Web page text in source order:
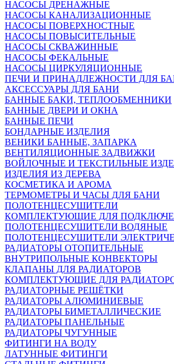
НАСОСЫ ДРЕНАЖНЫЕ
НАСОСЫ КАНАЛИЗАЦИОННЫЕ
НАСОСЫ ПОВЕРХНОСТНЫЕ
НАСОСЫ ПОВЫСИТЕЛЬНЫЕ
НАСОСЫ СКВАЖИННЫЕ
НАСОСЫ ФЕКАЛЬНЫЕ
НАСОСЫ ЦИРКУЛЯЦИОННЫЕ
ПЕЧИ И ПРИНАДЛЕЖНОСТИ ДЛЯ
АКСЕССУАРЫ ДЛЯ БАНИ
БАННЫЕ БАКИ, ТЕПЛООБМЕННИКИ
БАННЫЕ ДВЕРИ И ОКНА
БАННЫЕ ПЕЧИ
БОНДАРНЫЕ ИЗДЕЛИЯ
ВЕНИКИ БАННЫЕ, ЗАПАРКА
ВЕНТИЛЯЦИОННЫЕ ЗАДВИЖКИ
ВОЙЛОЧНЫЕ И ТЕКСТИЛЬНЫЕ
ИЗДЕЛИЯ ИЗ ДЕРЕВА
КОСМЕТИКА И АРОМА
ТЕРМОМЕТРЫ И ЧАСЫ ДЛЯ БАНИ
ПОЛОТЕНЦЕСУШИТЕЛИ
КОМПЛЕКТУЮЩИЕ ДЛЯ
ПОЛОТЕНЦЕСУШИТЕЛИ ВОДЯНЫЕ
ПОЛОТЕНЦЕСУШИТЕЛИ
РАДИАТОРЫ ОТОПИТЕЛЬНЫЕ
ВНУТРИПОЛЬНЫЕ КОНВЕКТОРЫ
КЛАПАНЫ ДЛЯ РАДИАТОРОВ
КОМПЛЕКТУЮЩИЕ ДЛЯ
РАДИАТОРНЫЕ РЕШЁТКИ
РАДИАТОРЫ АЛЮМИНИЕВЫЕ
РАДИАТОРЫ БИМЕТАЛЛИЧЕСКИЕ
РАДИАТОРЫ ПАНЕЛЬНЫЕ
РАДИАТОРЫ ЧУГУННЫЕ
ФИТИНГИ НА ВОДУ
ЛАТУННЫЕ ФИТИНГИ